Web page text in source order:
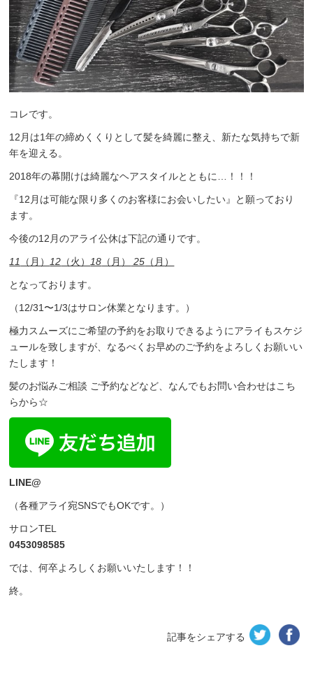
コレです。
12月は1年の締めくくりとして髪を綺麗に整え、新たな気持ちで新
年を迎える。
2018年の幕開けは綺麗なヘアスタイルとともに…！！！
『12月は可能な限り多くのお客様にお会いしたい』と願っており
ます。
今後の12月のアライ公休は下記の通りです。
11 （月） 12 （火） 18 （月） 25 （月）
となっております。
（12/31〜1/3はサロン休業となります。）
極力スムーズにご希望の予約をお取りできるようにアライもスケジ
ュールを致しますが、なるべくお早めのご予約をよろしくお願いい
たします！
髪のお悩みご相談 ご予約などなど、なんでもお問い合わせはこち
らから☆
LINE@
（各種アライ宛SNSでもOKです。）
サロンTEL
0453098585
では、何卒よろしくお願いいたします！！
終。
記事をシェアする